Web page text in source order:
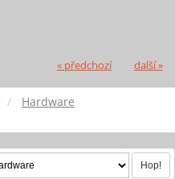
« předchozí další »
Hardware